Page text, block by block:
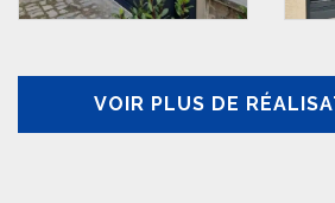
VOIR PLUS DE